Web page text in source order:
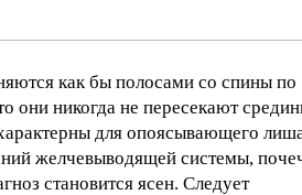
как бы полосами со спины по
они никогда не пересекают
для опоясывающего
желчевыводящей системы,
становится ясен. Следует